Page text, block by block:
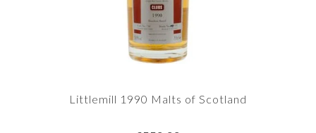
Littlemill 1990 Malts of Scotland